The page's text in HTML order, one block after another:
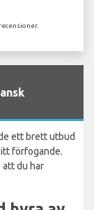
ett brett utbud
förfogande.
att du har